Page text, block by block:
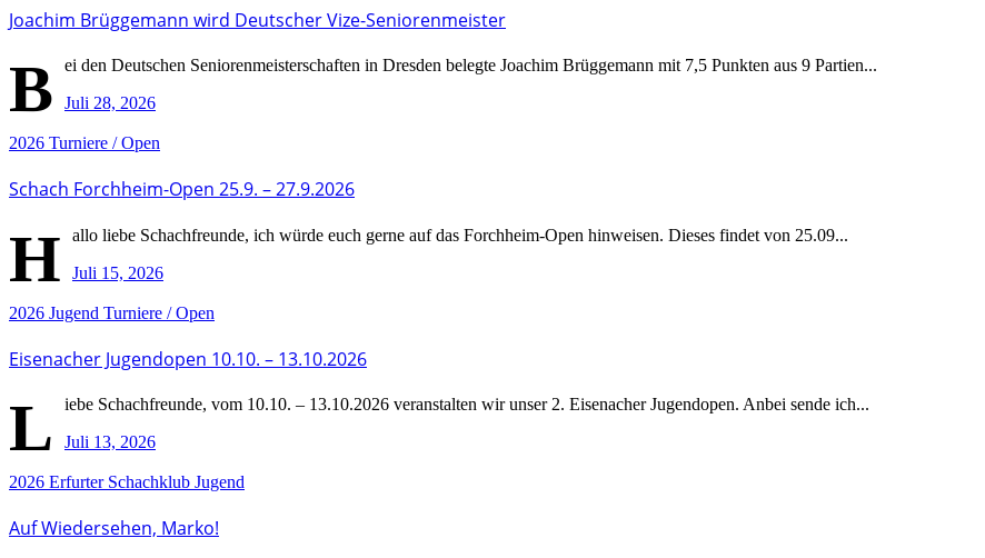
Joachim Brüggemann wird Deutscher Vize-Seniorenmeister
B
ei den Deutschen Seniorenmeisterschaften in Dresden belegte Joachim Brüggemann mit 7,5 Punkten aus 9 Partien...
Juli 28, 2026
2026 Turniere / Open
Schach Forchheim-Open 25.9. – 27.9.2026
H
allo liebe Schachfreunde, ich würde euch gerne auf das Forchheim-Open hinweisen. Dieses findet von 25.09...
Juli 15, 2026
2026 Jugend Turniere / Open
Eisenacher Jugendopen 10.10. – 13.10.2026
L
iebe Schachfreunde, vom 10.10. – 13.10.2026 veranstalten wir unser 2. Eisenacher Jugendopen. Anbei sende ich...
Juli 13, 2026
2026 Erfurter Schachklub Jugend
Auf Wiedersehen, Marko!